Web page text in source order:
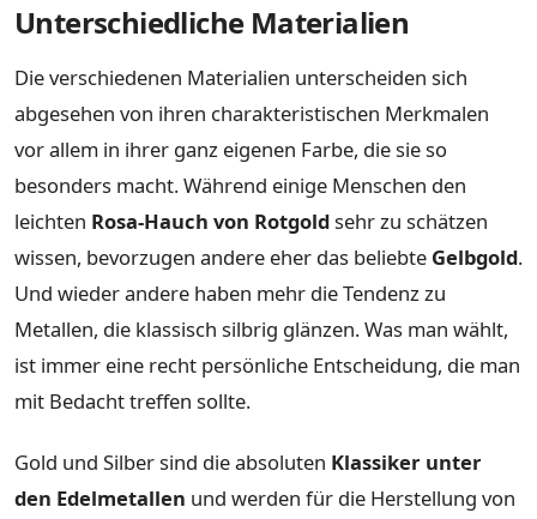
Unterschiedliche Materialien
Die verschiedenen Materialien unterscheiden sich
abgesehen von ihren charakteristischen Merkmalen
vor allem in ihrer ganz eigenen Farbe, die sie so
besonders macht. Während einige Menschen den
leichten Rosa-Hauch von Rotgoldsehr zu schätzen
wissen, bevorzugen andere eher das beliebte Gelbgold.
Und wieder andere haben mehr die Tendenz zu
Metallen, die klassisch silbrig glänzen. Was man wählt,
ist immer eine recht persönliche Entscheidung, die man
mit Bedacht treffen sollte.
Gold und Silber sind die absoluten Klassiker unter
den Edelmetallen und werden für die Herstellung von